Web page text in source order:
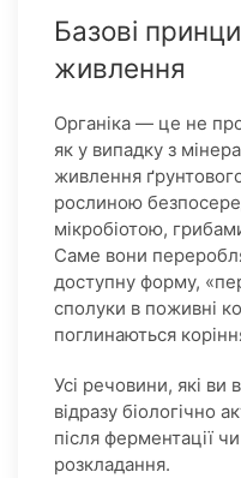
Базові
живлення
Органіка — це не
як у випадку з
живлення
рослиною
мікробіотою,
Саме вони
доступну форму,
сполуки в поживні
поглинаються
Усі речовини, які
відразу біологічно
після ферментації
розкладання.